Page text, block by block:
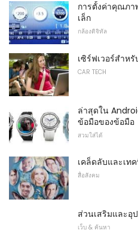
การตั้งค่าคุณภา
เล็ก
กล้องดิจิทัล
เซิร์ฟเวอร์สำห
CAR TECH
ล่าสุดใน
ข้อมือของข้อมือ
สวมใส่ได้
เคล็ดลับและเท
สื่อสังคม
ส่วนเสริมและอุ
เว็บ & ค้นหา